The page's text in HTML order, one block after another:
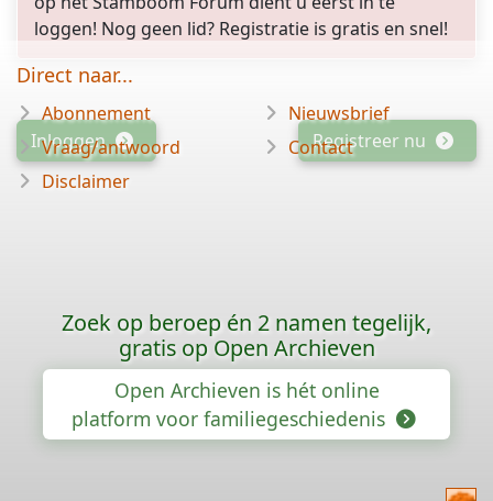
loggen! Nog geen lid? Registratie is gratis en snel!
Inloggen Registreer nu
Direct naar...
Abonnement
Vraag/antwoord
Disclaimer
Nieuwsbrief
Contact
Zoek op beroep én 2 namen tegelijk,
gratis op Open Archieven
Open Archieven is hét online
platform voor familiegeschiedenis